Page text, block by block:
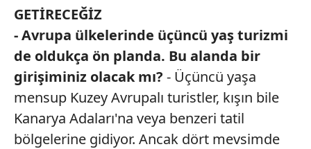
GETİRECEĞİZ
- Avrupa ülkelerinde üçüncü yaş turizmi
de oldukça ön planda. Bu alanda bir
girişiminiz olacak mı? - Üçüncü yaşa
mensup Kuzey Avrupalı turistler, kışın bile
Kanarya Adaları'na veya benzeri tatil
bölgelerine gidiyor. Ancak dört mevsimde